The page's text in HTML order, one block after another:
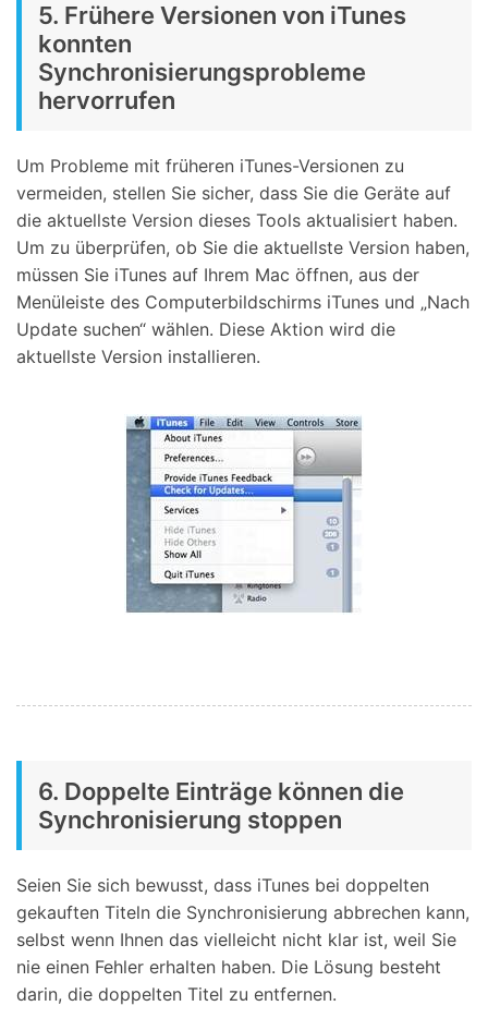
5. Frühere Versionen von iTunes
konnten
Synchronisierungsprobleme
hervorrufen
Um Probleme mit früheren iTunes-Versionen zu
vermeiden, stellen Sie sicher, dass Sie die Geräte auf
die aktuellste Version dieses Tools aktualisiert haben.
Um zu überprüfen, ob Sie die aktuellste Version haben,
müssen Sie iTunes auf Ihrem Mac öffnen, aus der
Menüleiste des Computerbildschirms iTunes und „Nach
Update suchen“ wählen. Diese Aktion wird die
aktuellste Version installieren.
6. Doppelte Einträge können die
Synchronisierung stoppen
Seien Sie sich bewusst, dass iTunes bei doppelten
gekauften Titeln die Synchronisierung abbrechen kann,
selbst wenn Ihnen das vielleicht nicht klar ist, weil Sie
nie einen Fehler erhalten haben. Die Lösung besteht
darin, die doppelten Titel zu entfernen.